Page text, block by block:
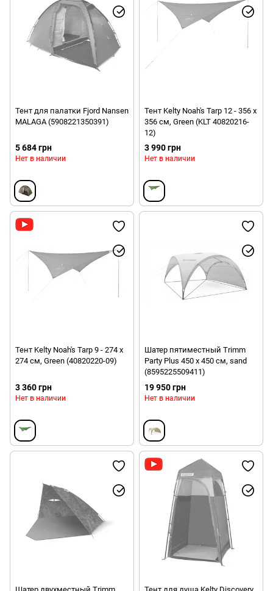
Тент для палатки Fjord Nansen
MALAGA (5908221350391)
5 684 грн
Нет в наличии
Тент Kelty Noah's Tarp 12 - 356 х
356 см, Green (KLT 40820216-
12)
3 990 грн
Нет в наличии
Тент Kelty Noah's Tarp 9 - 274 х
274 см, Green (40820220-09)
3 360 грн
Нет в наличии
Шатер пятиместный Trimm
Party Plus 450 х 450 см, sand
(8595225509411)
19 950 грн
Нет в наличии